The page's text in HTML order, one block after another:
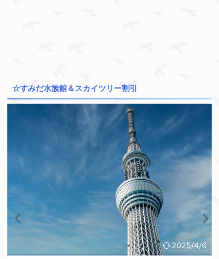
☆すみだ水族館＆スカイツリー割引
2025/4/6